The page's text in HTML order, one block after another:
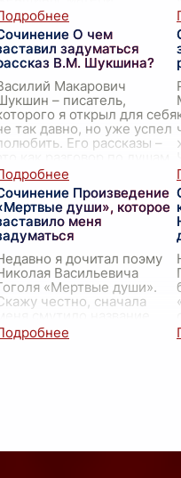
и ее сына,
вырос без отца.
этот рассказ,
О чем
задуматься
В.М. Шукшина?
Макарович
– писатель,
я открыл для себя
так давно, но уже успел
Его рассказы –
простым, но очень
человеком. ...
Произведение
души», которое
меня
я дочитал поэму
Васильевича
«Мертвые души».
честно, сначала
то мертвые души,
продажа... Казалось,